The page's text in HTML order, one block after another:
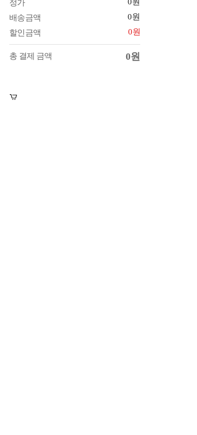
정가
배송금액
0원
할인금액
0원
총 결제 금액 0원